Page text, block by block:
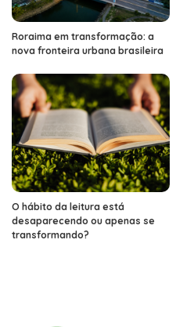
Roraima em transformação: a
nova fronteira urbana brasileira
O hábito da leitura está
desaparecendo ou apenas se
transformando?